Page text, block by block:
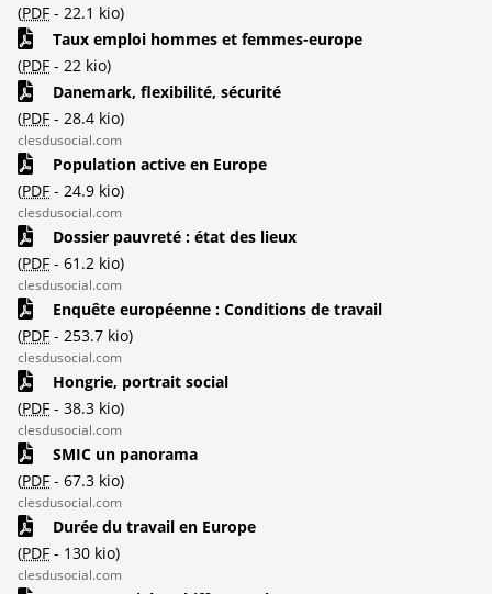
(PDF - 22.1 kio)
Taux emploi hommes et femmes-europe
(PDF - 22 kio)
Danemark, flexibilité, sécurité
(PDF - 28.4 kio)
clesdusocial.com
Population active en Europe
(PDF - 24.9 kio)
clesdusocial.com
Dossier pauvreté : état des lieux
(PDF - 61.2 kio)
clesdusocial.com
Enquête européenne : Conditions de travail
(PDF - 253.7 kio)
clesdusocial.com
Hongrie, portrait social
(PDF - 38.3 kio)
clesdusocial.com
SMIC un panorama
(PDF - 67.3 kio)
clesdusocial.com
Durée du travail en Europe
(PDF - 130 kio)
clesdusocial.com